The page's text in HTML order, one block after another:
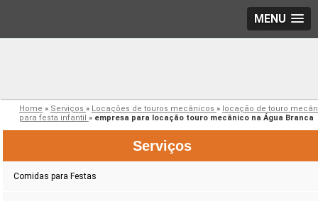
MENU
Home » Serviços » Locações de touros mecânicos » locação de touro
para festa infantil » empresa para locação touro mecânico na Água Branca
Serviços
Comidas para Festas